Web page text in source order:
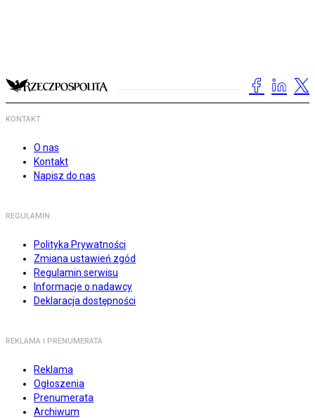
KONTAKT
O nas
Kontakt
Napisz do nas
REGULAMIN
Polityka Prywatności
Zmiana ustawień zgód
Regulamin serwisu
Informacje o nadawcy
Deklaracja dostępności
REKLAMA I PRENUMERATA
Reklama
Ogłoszenia
Prenumerata
Archiwum